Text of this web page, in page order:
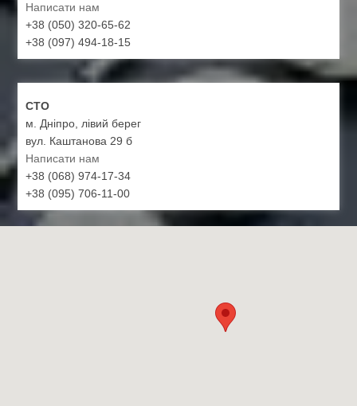
Написати нам
+38 (050) 320-65-62
+38 (097) 494-18-15
СТО
м. Дніпро, лівий берег
вул. Каштанова 29 б
Написати нам
+38 (068) 974-17-34
+38 (095) 706-11-00